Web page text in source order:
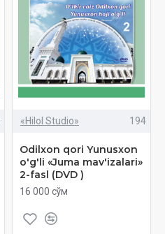
«Hilol Studio» 194
Odilxon qori Yunusxon
o'g'li «Juma mav'izalari»
2-fasl (DVD )
16 000 сўм